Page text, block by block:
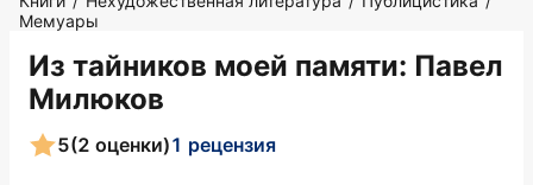
Мемуары
Из тайников моей памяти: Павел
Милюков
5(2 оценки)1 рецензия